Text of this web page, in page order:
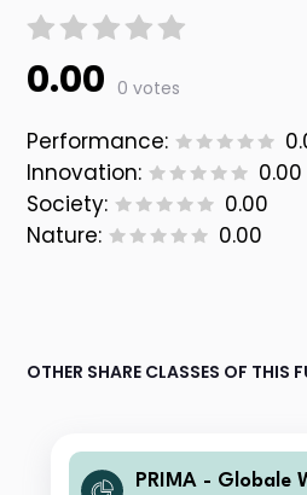
0.00 0 votes
Performance:
Innovation:
0.00
Society:
0.00
Nature:
0.00
OTHER SHARE CLASSES OF THIS
PRIMA - Globale